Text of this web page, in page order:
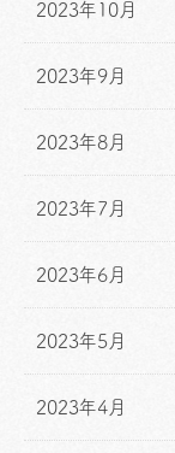
2023年10月
2023年9月
2023年8月
2023年7月
2023年6月
2023年5月
2023年4月